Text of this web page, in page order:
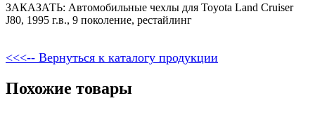
ЗАКАЗАТЬ: Автомобильные чехлы для Toyota Land Cruiser
J80, 1995 г.в., 9 поколение, рестайлинг
<<<-- Вернуться к каталогу продукции
Похожие товары